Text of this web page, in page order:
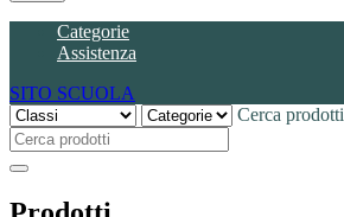
Categorie
Assistenza
SITO SCUOLA
Cerca prodotti